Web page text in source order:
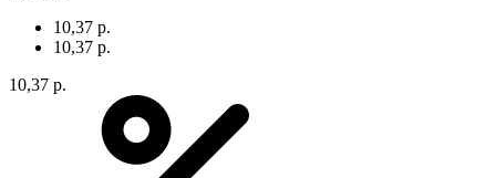
10,37 р.
10,37 р.
10,37 р.